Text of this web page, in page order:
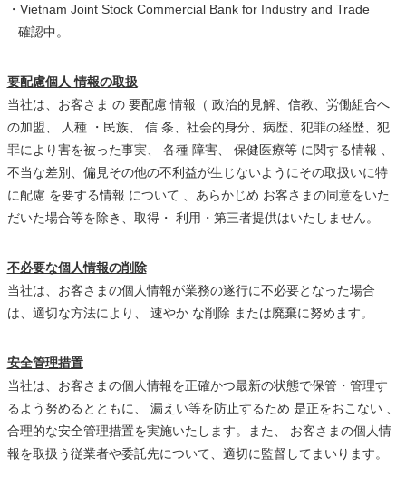
・Vietnam Joint Stock Commercial Bank for Industry and Trade
確認中。
要配慮個人 情報の取扱
当社は、お客さま の 要配慮 情報（ 政治的見解、信教、労働組合へ
の加盟、 人種 ・民族、 信 条、社会的身分、病歴、犯罪の経歴、犯
罪により害を被った事実、 各種 障害、 保健医療等 に関する情報 、
不当な差別、偏見その他の不利益が生じないようにその取扱いに特
に配慮 を要する情報 について 、あらかじめ お客さまの同意をいた
だいた場合等を除き、取得・ 利用・第三者提供はいたしません。
不必要な個人情報の削除
当社は、お客さまの個人情報が業務の遂行に不必要となった場合
は、適切な方法により、 速やか な削除 または廃棄に努めます。
安全管理措置
当社は、お客さまの個人情報を正確かつ最新の状態で保管・管理す
るよう努めるとともに、 漏えい等を防止するため 是正をおこない 、
合理的な安全管理措置を実施いたします。また、 お客さまの個人情
報を取扱う従業者や委託先について、適切に監督してまいります。